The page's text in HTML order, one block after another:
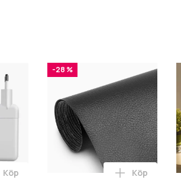
i varukorgen
HD9880/90 -varmluftsfritös i
Lägg till Laddare för Macbook /
Köp
-28 %
Lägg till
Köp